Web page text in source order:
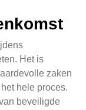
Het is
zaken
hele proces.
beveiligde